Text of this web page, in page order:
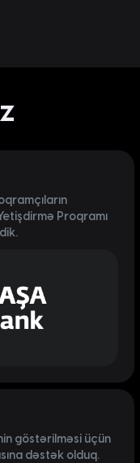
Proqramı
göstərilməsi üçün
dəstək olduq.